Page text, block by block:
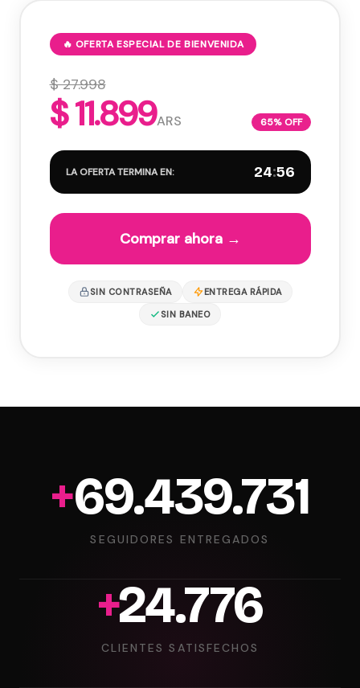
🔥 OFERTA ESPECIAL DE BIENVENIDA
$ 27.998
$ 11.899ARS 65% OFF
LA OFERTA TERMINA EN: 24:55
Comprar ahora →
SIN CONTRASEÑA
ENTREGA RÁPIDA
SIN BANEO
+69.995.507
SEGUIDORES ENTREGADOS
+24.974
CLIENTES SATISFECHOS